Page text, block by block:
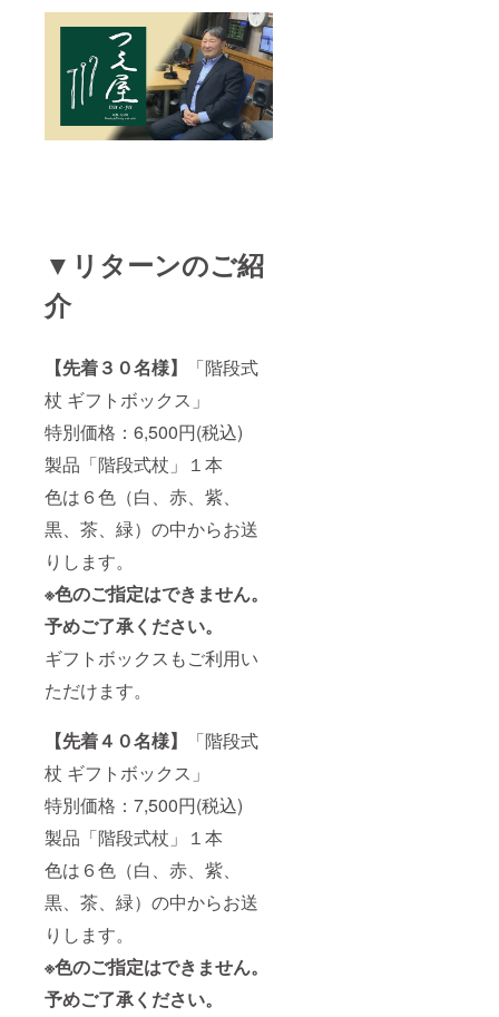
▼リターンのご紹
介
【先着３０名様】
「階段式
杖 ギフトボックス」
特別価格：6,500円(税込)
製品「階段式杖」１本
色は６色（白、赤、紫、
黒、茶、緑）の中からお送
りします。
※色のご指定はできません。
予めご了承ください。
ギフトボックスもご利用い
ただけます。
【先着４０名様】
「階段式
杖 ギフトボックス」
特別価格：7,500円(税込)
製品「階段式杖」１本
色は６色（白、赤、紫、
黒、茶、緑）の中からお送
りします。
※色のご指定はできません。
予めご了承ください。